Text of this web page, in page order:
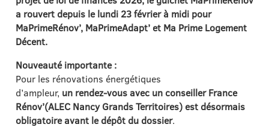
a rouvert depuis lelundi 23 février à midi pour
MaPrimeRénov’, MaPrimeAdapt’ et Ma Prime Logement
Décent.
Nouveauté importante :
Pour les rénovations énergétiques
d’ampleur, un rendez-vous avec un conseiller France
Rénov’(ALEC Nancy Grands Territoires) est désormais
obligatoire avant le dépôt du dossier.